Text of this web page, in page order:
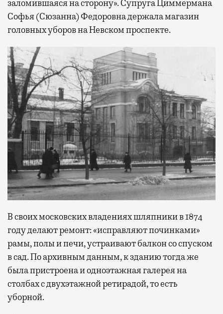
заломившаяся на сторону». Супруга Циммермана
Софья (Сюзанна) Федоровна держала магазин
головных уборов на Невском проспекте.
В своих московских владениях шляпники в 1874
году делают ремонт: «исправляют починками»
рамы, полы и печи, устраивают балкон со спуском
в сад. По архивным данным, к зданию тогда же
была пристроена и одноэтажная галерея на
столбах с двухэтажной ретирадой, то есть
уборной.